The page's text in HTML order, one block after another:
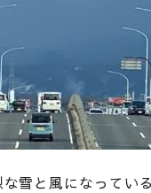
雪と風になってい